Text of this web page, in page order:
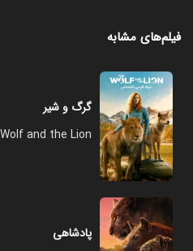
فیلم‌های مشابه
گرگ و شیر
and the Lion
پادشاهی